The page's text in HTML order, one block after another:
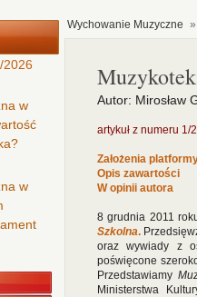
2026
w
w
Wychowanie Muzyczne »
Autor: Mirosław
artykuł z numeru 1/
Założenia
Opis zawartości
W opinii autora
8 grudnia 2011
Szkolna.
oraz wywiady z
poświęcone
Przedstawiamy
Ministerstwa